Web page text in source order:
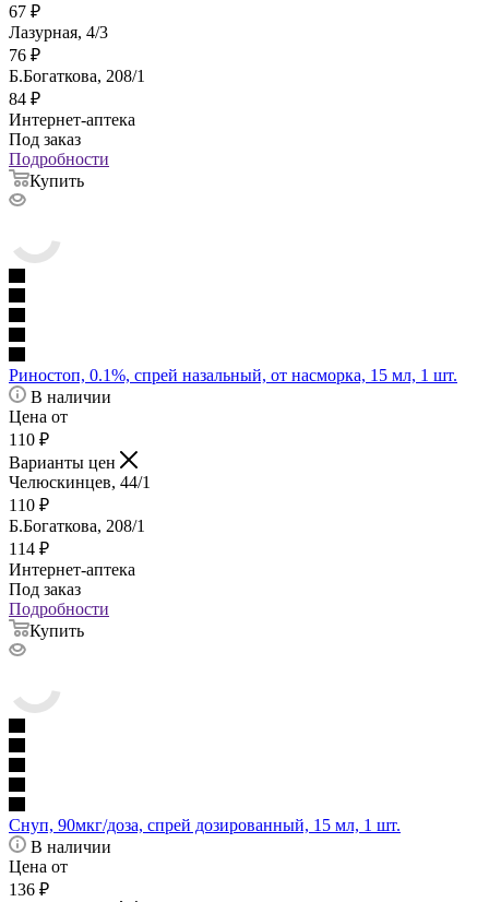
67 ₽
Лазурная, 4/3
76 ₽
Б.Богаткова, 208/1
84 ₽
Интернет-аптека
Под заказ
Подробности
Купить
Риностоп, 0.1%, спрей назальный, от насморка, 15 мл, 1 шт.
В наличии
Цена от
110 ₽
Варианты цен
Челюскинцев, 44/1
110 ₽
Б.Богаткова, 208/1
114 ₽
Интернет-аптека
Под заказ
Подробности
Купить
Снуп, 90мкг/доза, спрей дозированный, 15 мл, 1 шт.
В наличии
Цена от
136 ₽